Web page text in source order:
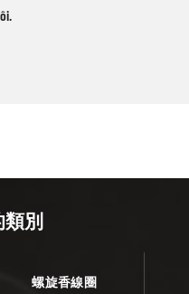
類別
螺旋香線圈